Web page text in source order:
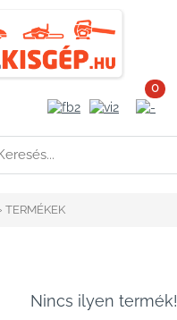
0
› TERMÉKEK
Nincs ilyen termék!